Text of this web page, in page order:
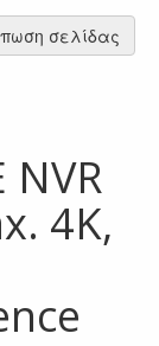
σελίδας
NVR
4Κ,